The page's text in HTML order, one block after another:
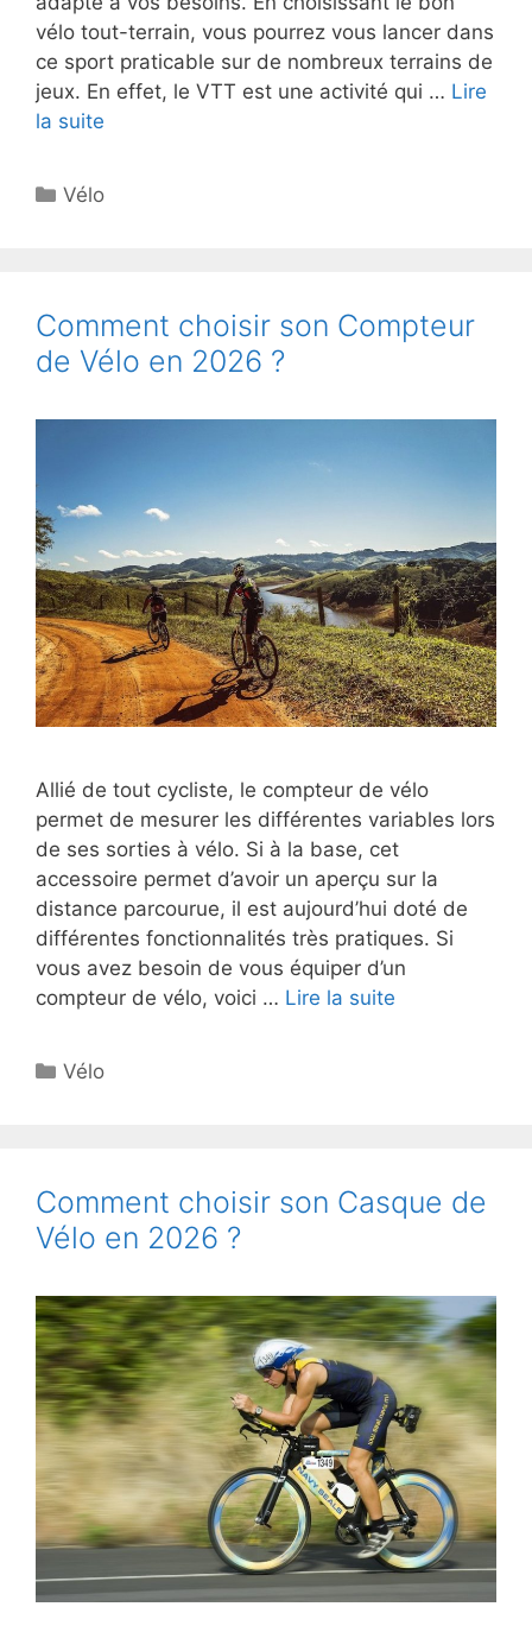
vélo tout-terrain, vous pourrez vous lancer dans
ce sport praticable sur de nombreux terrains de
jeux. En effet, le VTT est une activité qui … Lire
la suite
Catégories
Vélo
Comment choisir son Compteur
de Vélo en 2026 ?
Allié de tout cycliste, le compteur de vélo
permet de mesurer les différentes variables lors
de ses sorties à vélo. Si à la base, cet
accessoire permet d’avoir un aperçu sur la
distance parcourue, il est aujourd’hui doté de
différentes fonctionnalités très pratiques. Si
vous avez besoin de vous équiper d’un
compteur de vélo, voici … Lire la suite
Catégories
Vélo
Comment choisir son Casque de
Vélo en 2026 ?